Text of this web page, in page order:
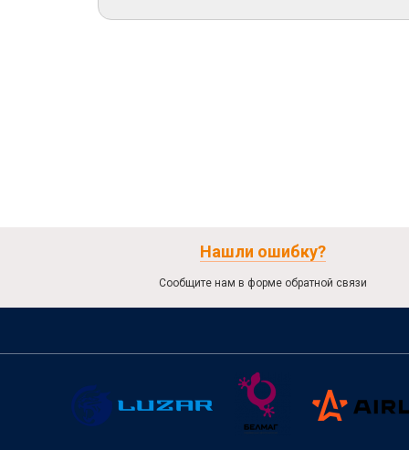
Нашли ошибку?
Сообщите нам в форме обратной связи